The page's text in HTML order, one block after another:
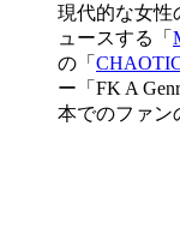
現代的な女性
ュースする「
の「
ー「FK A
本でのファン